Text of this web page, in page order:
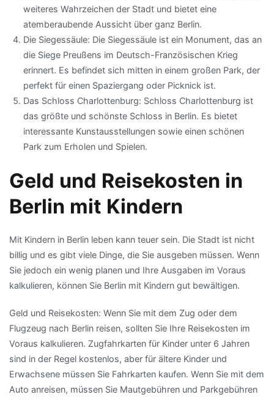
weiteres Wahrzeichen der Stadt und bietet eine
atemberaubende Aussicht über ganz Berlin.
Die Siegessäule: Die Siegessäule ist ein Monument, das an
die Siege Preußens im Deutsch-Französischen Krieg
erinnert. Es befindet sich mitten in einem großen Park, der
perfekt für einen Spaziergang oder Picknick ist.
Das Schloss Charlottenburg: Schloss Charlottenburg ist
das größte und schönste Schloss in Berlin. Es bietet
interessante Kunstausstellungen sowie einen schönen
Park zum Erholen und Spielen.
Geld und Reisekosten in
Berlin mit Kindern
Mit Kindern in Berlin leben kann teuer sein. Die Stadt ist nicht
billig und es gibt viele Dinge, die Sie ausgeben müssen. Wenn
Sie jedoch ein wenig planen und Ihre Ausgaben im Voraus
kalkulieren, können Sie Berlin mit Kindern gut bewältigen.
Geld und Reisekosten: Wenn Sie mit dem Zug oder dem
Flugzeug nach Berlin reisen, sollten Sie Ihre Reisekosten im
Voraus kalkulieren. Zugfahrkarten für Kinder unter 6 Jahren
sind in der Regel kostenlos, aber für ältere Kinder und
Erwachsene müssen Sie Fahrkarten kaufen. Wenn Sie mit dem
Auto anreisen, müssen Sie Mautgebühren und Parkgebühren